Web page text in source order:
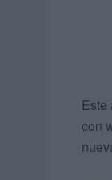
Este
con